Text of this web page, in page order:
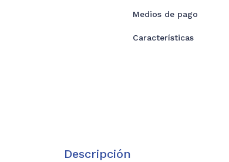
Medios de pago
Características
Descripción